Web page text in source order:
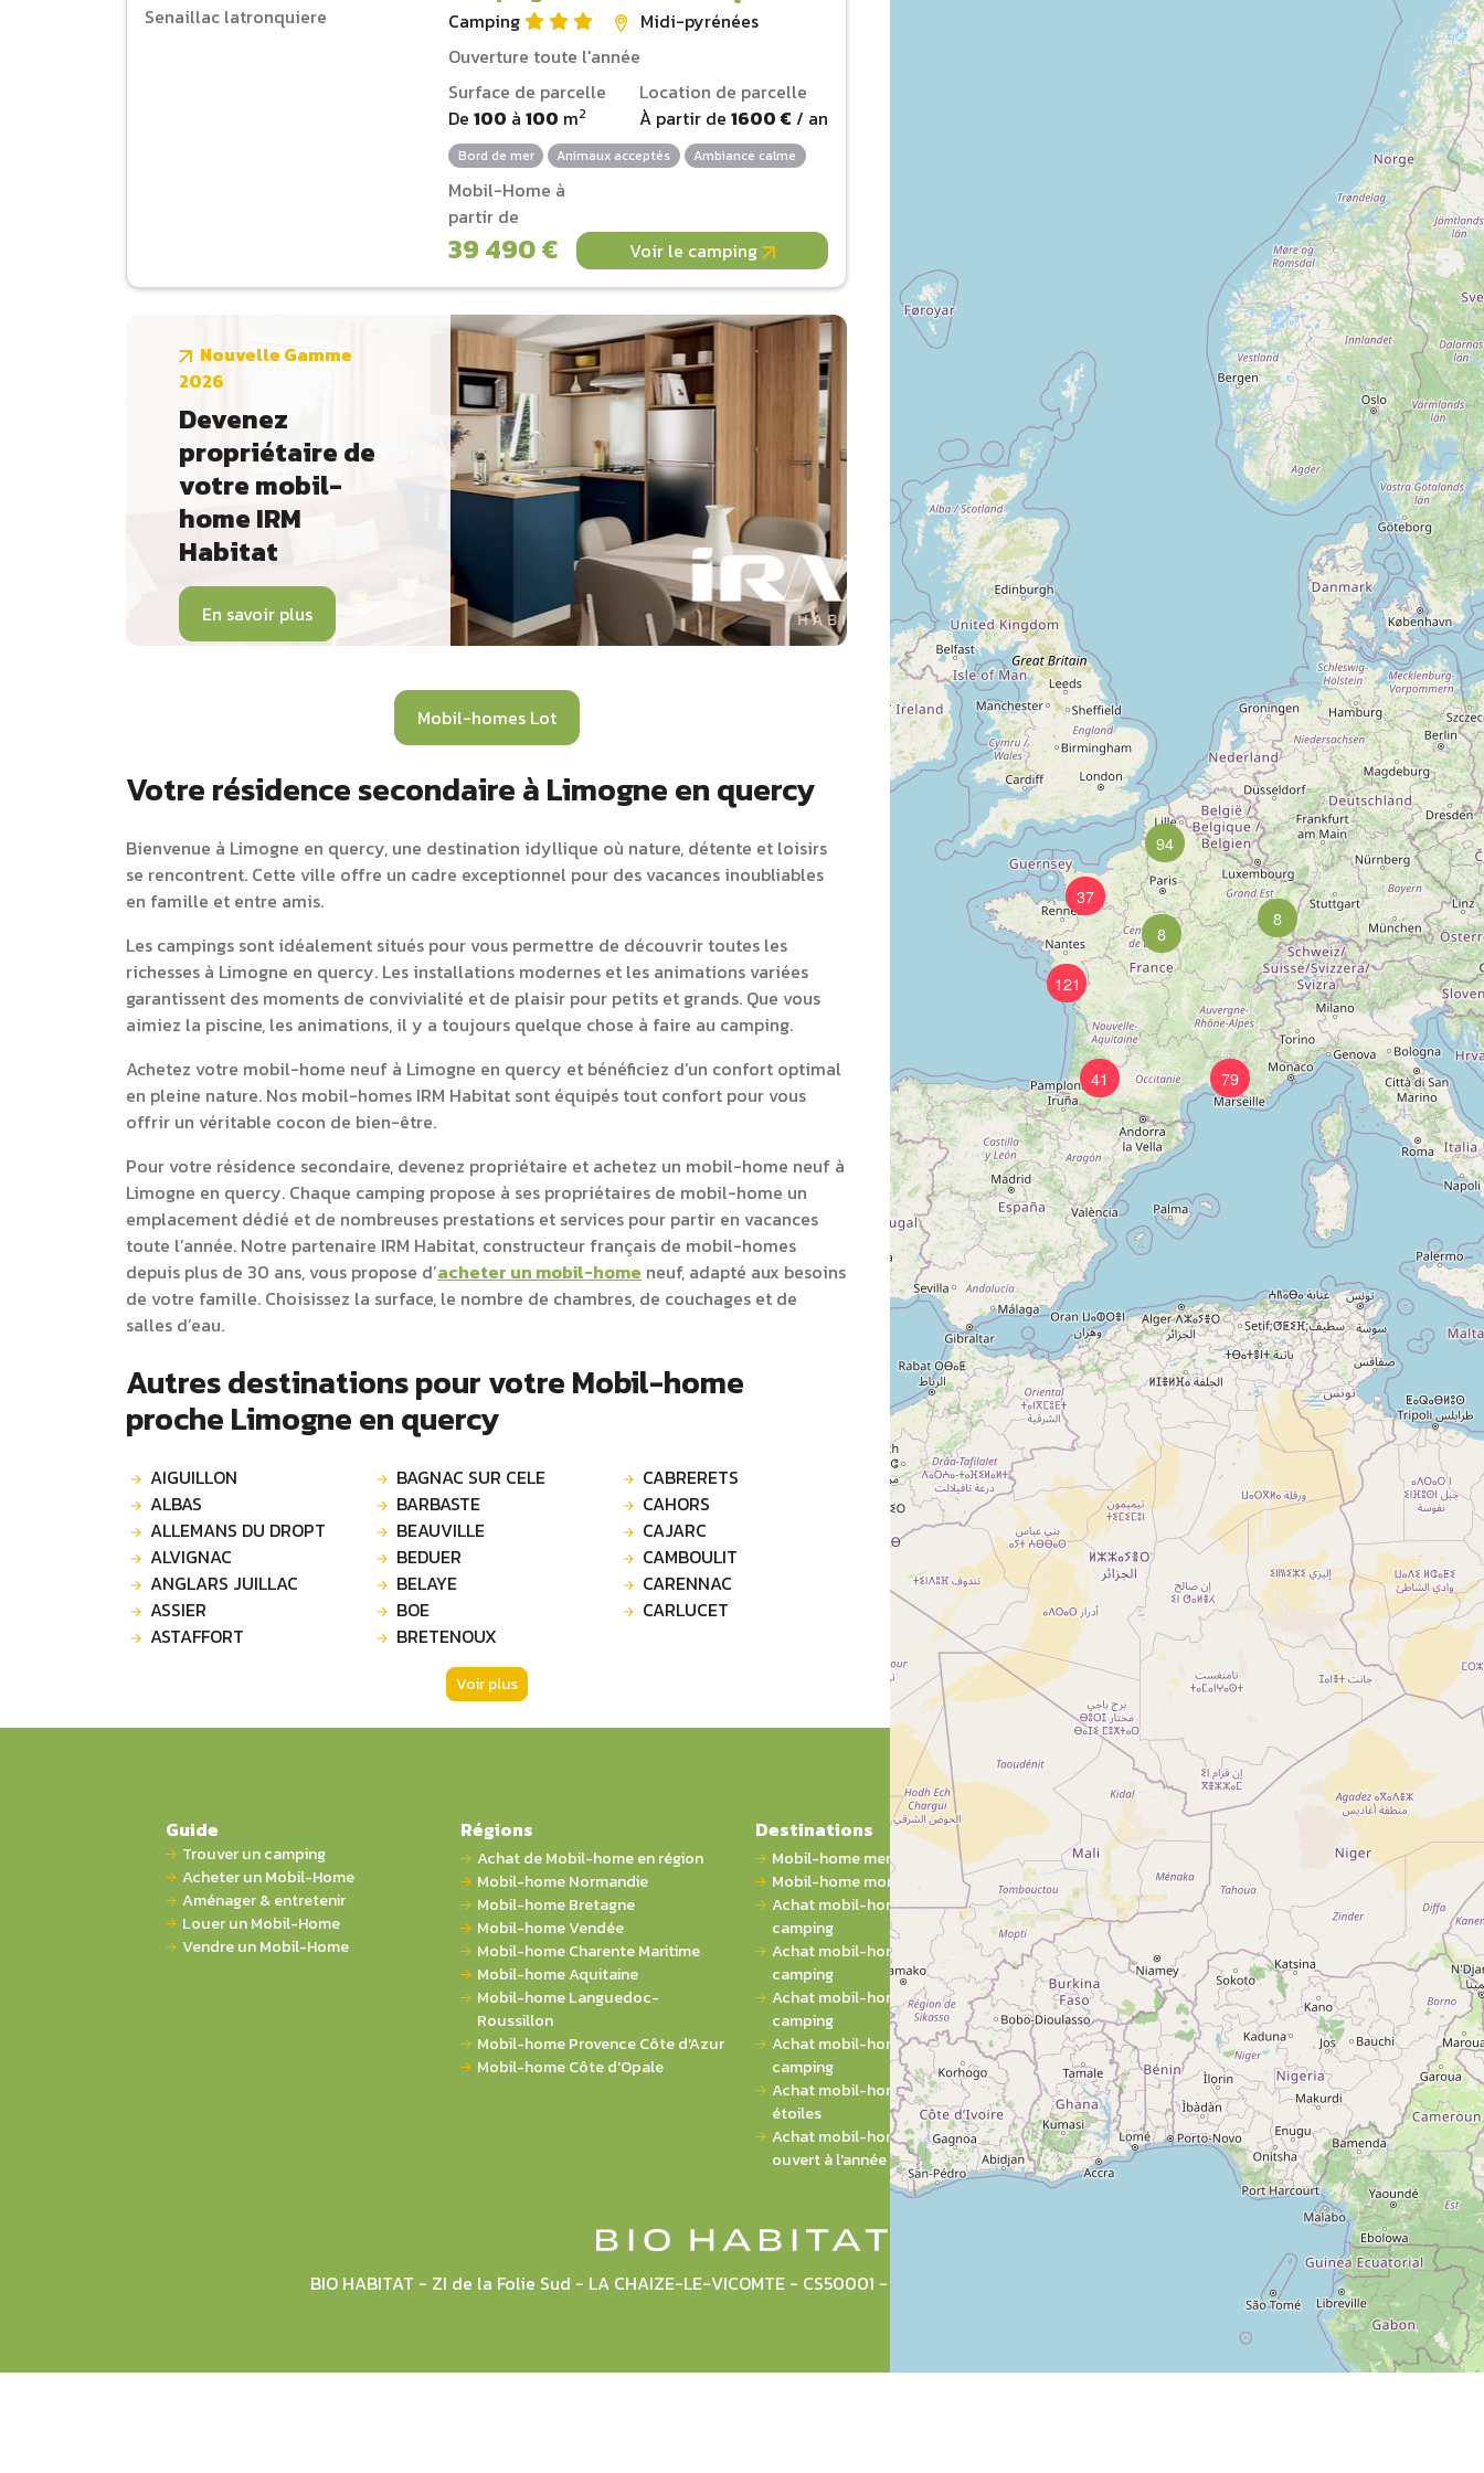
8
37
8
94
79
121
41
Camping
Midi-pyrénées
Ouverture toute l'année
Surface de parcelle
De100 à100 m2
Location de parcelle
À partir de 1600 € / an
Bord de mer Animaux acceptés Ambiance calme
Mobil-Home à
partir de
39 490 € Voir le camping
Nouvelle Gamme
2026
Devenez
propriétaire de
votre mobil-
home IRM
Habitat
En savoir plus
Mobil-homes Lot
Votre résidence secondaire à Limogne en quercy
Bienvenue à Limogne en quercy, une destination idyllique où nature, détente et loisirs
se rencontrent. Cette ville offre un cadre exceptionnel pour des vacances inoubliables
en famille et entre amis.
Les campings sont idéalement situés pour vous permettre de découvrir toutes les
richesses à Limogne en quercy. Les installations modernes et les animations variées
garantissent des moments de convivialité et de plaisir pour petits et grands. Que vous
aimiez la piscine, les animations, il y a toujours quelque chose à faire au camping.
Achetez votre mobil-home neuf à Limogne en quercy et bénéficiez d’un confort optimal
en pleine nature. Nos mobil-homes IRM Habitat sont équipés tout confort pour vous
offrir un véritable cocon de bien-être.
Pour votre résidence secondaire, devenez propriétaire et achetez un mobil-home neuf à
Limogne en quercy. Chaque camping propose à ses propriétaires de mobil-home un
emplacement dédié et de nombreuses prestations et services pour partir en vacances
toute l’année. Notre partenaire IRM Habitat, constructeur français de mobil-homes
depuis plus de 30 ans, vous propose d’acheter un mobil-home neuf, adapté aux besoins
de votre famille. Choisissez la surface, le nombre de chambres, de couchages et de
salles d’eau.
Autres destinations pour votre Mobil-home
proche Limogne en quercy
AIGUILLON
ALBAS
ALLEMANS DU DROPT
ALVIGNAC
ANGLARS JUILLAC
ASSIER
ASTAFFORT
BAGNAC SUR CELE
BARBASTE
BEAUVILLE
BEDUER
BELAYE
BOE
BRETENOUX
CABRERETS
CAHORS
CAJARC
CAMBOULIT
CARENNAC
CARLUCET
Voir plus
BIO HABITAT - ZI de la Folie Sud - LA CHAIZE-LE-VICOMTE - CS50001 - 85036 LA ROCHE-SUR-YON CEDEX
Guide
Trouver un camping
Acheter un Mobil-Home
Aménager & entretenir
Louer un Mobil-Home
Vendre un Mobil-Home
Régions
Achat de Mobil-home en région
Mobil-home Normandie
Mobil-home Bretagne
Mobil-home Vendée
Mobil-home Charente Maritime
Mobil-home Aquitaine
Mobil-home Languedoc-
Roussillon
Mobil-home Provence Côte d'Azur
Mobil-home Côte d'Opale
Destinations
Mobil-home mer
Mobil-home montagne
Achat mobil-home 1 chambre sur
camping
Achat mobil-home 2 chambres sur
camping
Achat mobil-home 3 chambres sur
camping
Achat mobil-home 4 chambres sur
camping
Achat mobil-home sur camping 5
étoiles
Achat mobil-home sur camping
ouvert à l'année
A propos
Qui sommes-nous ?
Actualités
Nos partenaires
Notre réseau
Nos campings
Blog
Espace revendeur